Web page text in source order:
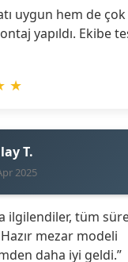
uygun hem de çok
yapıldı. Ekibe
★
T.
2025
ilgilendiler, tüm
mezar modeli
daha iyi geldi.”